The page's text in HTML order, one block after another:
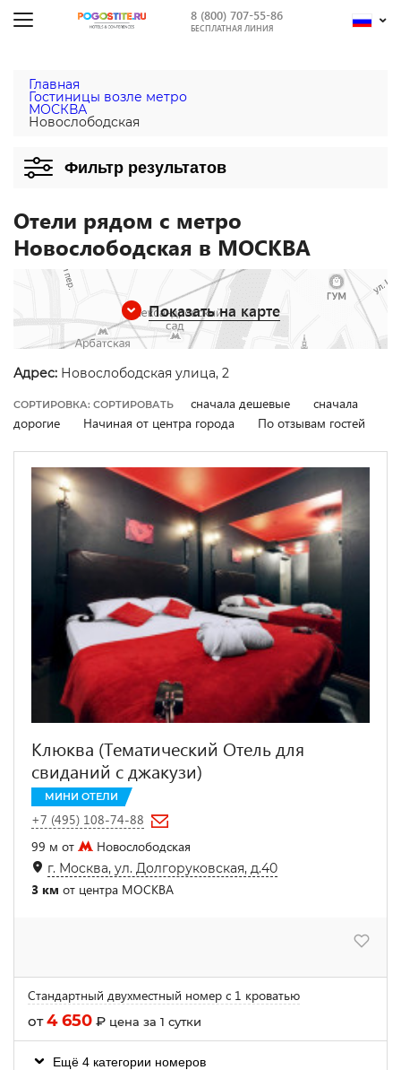
8 (800) 707-55-86
БЕСПЛАТНАЯ ЛИНИЯ
Главная
Гостиницы возле метро
МОСКВА
Новослободская
Фильтр результатов
Отели рядом с метро
Новослободская в МОСКВА
Показать на карте
Адрес: Новослободская улица, 2
СОРТИРОВКА: СОРТИРОВАТЬ сначала дешевые
сначала
дорогие
Начиная от центра города По отзывам гостей
Клюква (Тематический Отель для
свиданий с джакузи)
МИНИ ОТЕЛИ
+7 (495) 108-74-88
99 м от
Новослободская
г. Москва, ул. Долгоруковская, д.40
3 км от центра МОСКВА
Стандартный двухместный номер с 1 кроватью
от4 650 ₽ цена за 1 сутки
Ещё 4 категории номеров